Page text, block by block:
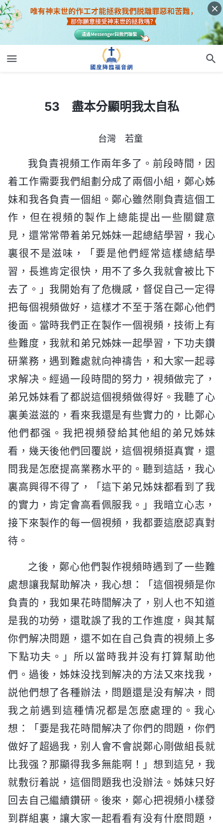
53 盡本分顯明我太自私
台灣 若童
我負責視頻工作兩年多了。前段時間，因
着工作需要我們組劃分成了兩個小組，鄭心姊
妹和我各負責一個組。鄭心雖然剛負責這個工
作，但在視頻的製作上總能提出一些關鍵意
見，還常常帶着弟兄姊妹一起總結學習，我心
裏很不是滋味，「要是他們經常這樣總結學
習，長進肯定很快，用不了多久我就會被比下
去了。」我開始有了危機感，督促自己一定得
把每個視頻做好，這樣才不至于落在鄭心他們
後面。當時我們正在製作一個視頻，技術上有
些難度，我就和弟兄姊妹一起學習，下功夫鑽
研業務，遇到難處就向神禱告，和大家一起尋
求解决。經過一段時間的努力，視頻做完了，
弟兄姊妹看了都説這個視頻做得好。我聽了心
裏美滋滋的，看來我還是有些實力的，比鄭心
他們都强。我把視頻發給其他組的弟兄姊妹
看，幾天後他們回覆説，這個視頻挺真實，還
問我是怎麽提高業務水平的。聽到這話，我心
裏高興得不得了，「這下弟兄姊妹都看到了我
的實力，肯定會高看佩服我。」我暗立心志，
接下來製作的每一個視頻，我都要這麽認真對
待。
之後，鄭心他們製作視頻時遇到了一些難
處想讓我幫助解决，我心想：「這個視頻是你
負責的，我如果花時間解决了，别人也不知道
是我的功勞，還耽誤了我的工作進度，與其幫
你們解决問題，還不如在自己負責的視頻上多
下點功夫。」所以當時我并没有打算幫助他
們。過後，姊妹没找到解决的方法又來找我，
説他們想了各種辦法，問題還是没有解决，問
我之前遇到這種情况都是怎麽處理的。我心
想：「要是我花時間解决了你們的問題，你們
做好了超過我，别人會不會説鄭心剛做組長就
比我强？那顯得我多無能啊！」想到這兒，我
就敷衍着説，這個問題我也没辦法。姊妹只好
回去自己繼續鑽研。後來，鄭心把視頻小樣發
到群組裏，讓大家一起看看有没有什麽問題，